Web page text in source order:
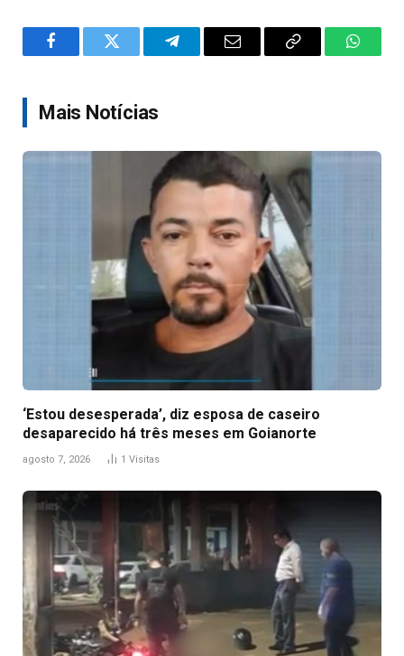
FacebookTwitter TelegramEmail
Copy
Mais Notícias
‘Estou desesperada’, diz esposa de caseiro
desaparecido há três meses em Goianorte
agosto 7, 2026 1 Visitas